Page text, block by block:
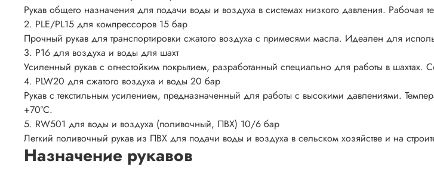
Рукав общего назначения для подачи воды и воздуха в системах низкого давления. Рабочая
2. PLE/PL15 для компрессоров 15 бар
Прочный рукав для транспортировки сжатого воздуха с примесями масла. Идеален для
3. P16 для воздуха и воды для шахт
Усиленный рукав с огнестойким покрытием, разработанный специально для работы в шахтах.
4. PLW20 для сжатого воздуха и воды 20 бар
Рукав с текстильным усилением, предназначенный для работы с высокими давлениями.
+70°C.
5. RW501 для воды и воздуха (поливочный, ПВХ) 10/6 бар
Легкий поливочный рукав из ПВХ для подачи воды и воздуха в сельском хозяйстве и на
Назначение рукавов